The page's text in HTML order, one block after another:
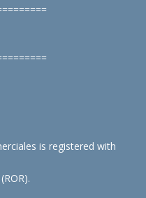
====
====
is registered with
.